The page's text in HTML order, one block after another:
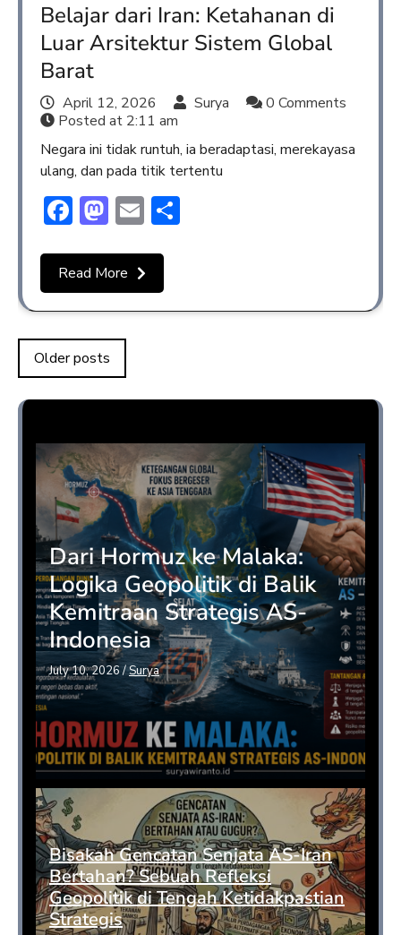
Belajar dari Iran: Ketahanan di
Luar Arsitektur Sistem Global
Barat
April 12, 2026 Surya
0 Comments
Posted at 2:11 am
Negara ini tidak runtuh, ia beradaptasi, merekayasa
ulang, dan pada titik tertentu
Facebook
Mastodon
Email
Read More
Older posts
Dari Hormuz ke Malaka:
Logika Geopolitik di Balik
Kemitraan Strategis AS-
Indonesia
July 10, 2026/Surya
Bisakah Gencatan Senjata AS-Iran
Bertahan? Sebuah Refleksi
Geopolitik di Tengah Ketidakpastian
Strategis